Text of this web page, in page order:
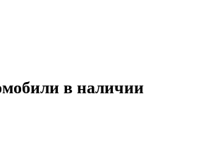
в наличии